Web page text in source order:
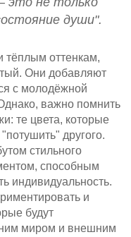
души".
тёплым оттенкам,
Они добавляют
с молодёжной
важно помнить
те цвета, которые
другого.
стильного
способным
индивидуальность.
и
будут
миром и внешним